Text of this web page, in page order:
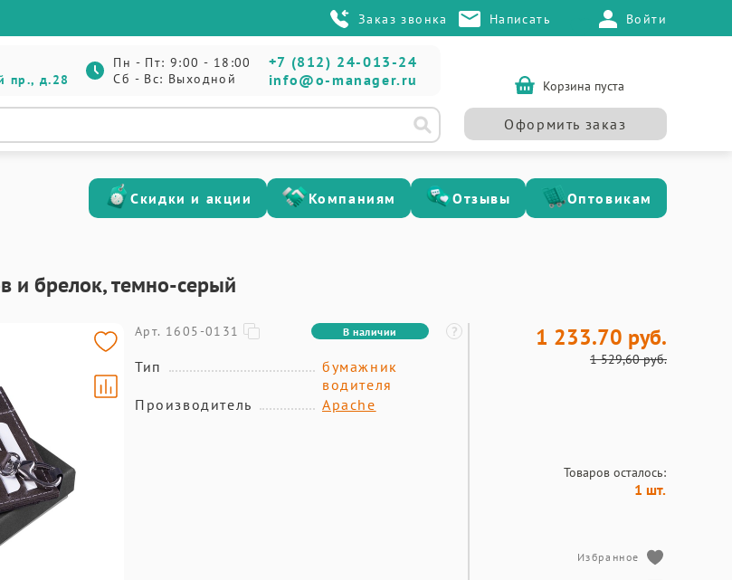
Заказ звонка Написать Войти
пр., д.28
Пн - Пт: 9:00 - 18:00
Сб - Вс: Выходной
+7 (812) 24-013-24
info@o-manager.ru
Корзина пуста
Оформить заказ
Скидки и акции Компаниям Отзывы Оптовикам
и брелок, темно-серый
Арт. 1605-0131 В наличии
Тип
бумажник
водителя
Производитель
Apache
1 233.70 руб.
1 529,60 руб.
Товаров осталось:
1 шт.
Избранное